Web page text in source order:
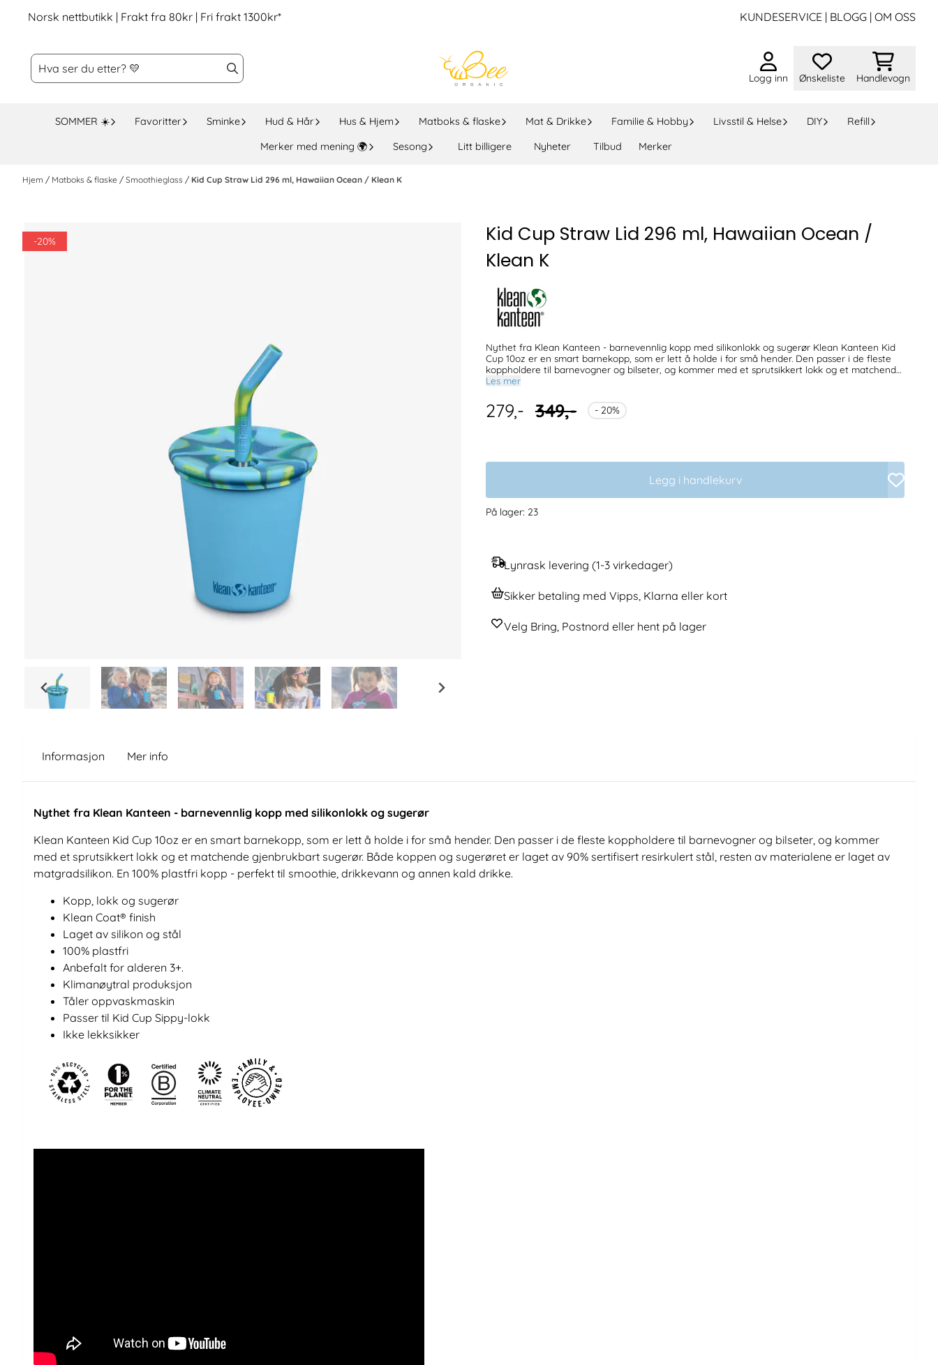
Hopp til innhold
Norsk nettbutikk | Frakt fra 80kr | Fri frakt 1300kr* KUNDESERVICE | BLOGG | OM OSS
Logg inn Ønskeliste Handlevogn
SOMMER ☀️ Favoritter Sminke Hud & Hår Hus & Hjem Matboks & flaske Mat & Drikke Familie & Hobby Livsstil & Helse DIY
Refill
Merker med mening 🌍
Sesong Litt billigere Nyheter Tilbud Merker
Hjem / Matboks & flaske / Smoothieglass / Kid Cup Straw Lid 296 ml, Hawaiian Ocean / Klean K
-20%
Kid Cup Straw Lid 296 ml, Hawaiian Ocean /
Klean K
Nythet fra Klean Kanteen - barnevennlig kopp med silikonlokk og sugerør Klean Kanteen Kid
Cup 10oz er en smart barnekopp, som er lett å holde i for små hender. Den passer i de fleste
koppholdere til barnevogner og bilseter, og kommer med et sprutsikkert lokk og et matchende
gjenbrukbart sugerør. Både koppen og sugerøret er laget av 90% sertifisert resirkulert stål,
drikkevann og annen kald drikke. Kopp, lokk og sugerør Klean Coat® finish Laget av silikon og
stål 100% plastfri Anbefalt for alderen 3+. Klimanøytral produksjon Tåler oppvaskmaskin Passer
Les mer
279,- 349,- - 20%
Legg i handlekurv
På lager: 23
Lynrask levering (1-3 virkedager)
Sikker betaling med Vipps, Klarna eller kort
Velg Bring, Postnord eller hent på lager
Informasjon Mer info
Nythet fra Klean Kanteen - barnevennlig kopp med silikonlokk og sugerør
Klean Kanteen Kid Cup 10oz er en smart barnekopp, som er lett å holde i for små hender. Den passer i de fleste koppholdere til barnevogner og bilseter, og kommer
med et sprutsikkert lokk og et matchende gjenbrukbart sugerør. Både koppen og sugerøret er laget av 90% sertifisert resirkulert stål, resten av materialene er laget av
matgradsilikon. En 100% plastfri kopp - perfekt til smoothie, drikkevann og annen kald drikke.
Kopp, lokk og sugerør
Klean Coat® finish
Laget av silikon og stål
100% plastfri
Anbefalt for alderen 3+.
Klimanøytral produksjon
Tåler oppvaskmaskin
Passer til Kid Cup Sippy-lokk
Ikke lekksikker